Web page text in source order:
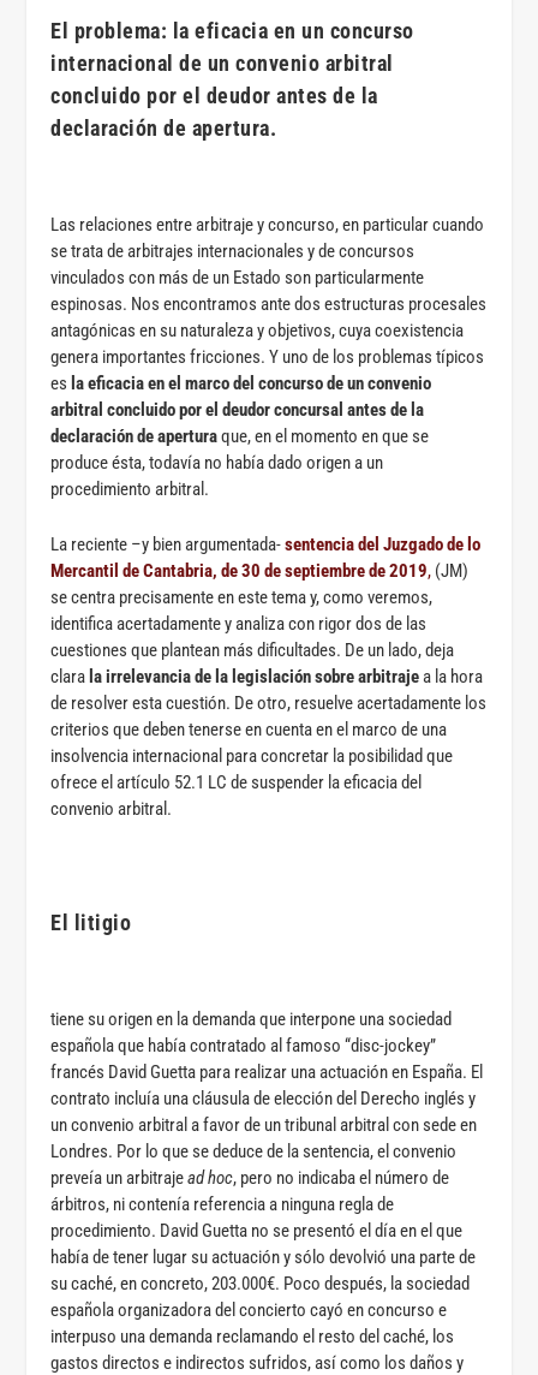
El problema: la eficacia en un concurso
internacional de un convenio arbitral
concluido por el deudor antes de la
declaración de apertura.
Las relaciones entre arbitraje y concurso, en particular cuando
se trata de arbitrajes internacionales y de concursos
vinculados con más de un Estado son particularmente
espinosas. Nos encontramos ante dos estructuras procesales
antagónicas en su naturaleza y objetivos, cuya coexistencia
genera importantes fricciones. Y uno de los problemas típicos
es la eficacia en el marco del concurso de un convenio
arbitral concluido por el deudor concursal antes de la
declaración de aperturaque, en el momento en que se
produce ésta, todavía no había dado origen a un
procedimiento arbitral.
La reciente –y bien argumentada-sentencia del Juzgado de lo
Mercantil de Cantabria, de 30 de septiembre de 2019, (JM)
se centra precisamente en este tema y, como veremos,
identifica acertadamente y analiza con rigor dos de las
cuestiones que plantean más dificultades. De un lado, deja
clara la irrelevancia de la legislación sobre arbitrajea la hora
de resolver esta cuestión. De otro, resuelve acertadamente los
criterios que deben tenerse en cuenta en el marco de una
insolvencia internacional para concretar la posibilidad que
ofrece el artículo 52.1 LC de suspender la eficacia del
convenio arbitral.
El litigio
tiene su origen en la demanda que interpone una sociedad
española que había contratado al famoso “disc-jockey”
francés David Guetta para realizar una actuación en España. El
contrato incluía una cláusula de elección del Derecho inglés y
un convenio arbitral a favor de un tribunal arbitral con sede en
Londres. Por lo que se deduce de la sentencia, el convenio
preveía un arbitrajead hoc, pero no indicaba el número de
árbitros, ni contenía referencia a ninguna regla de
procedimiento. David Guetta no se presentó el día en el que
había de tener lugar su actuación y sólo devolvió una parte de
su caché, en concreto, 203.000€. Poco después, la sociedad
española organizadora del concierto cayó en concurso e
interpuso una demanda reclamando el resto del caché, los
gastos directos e indirectos sufridos, así como los daños y